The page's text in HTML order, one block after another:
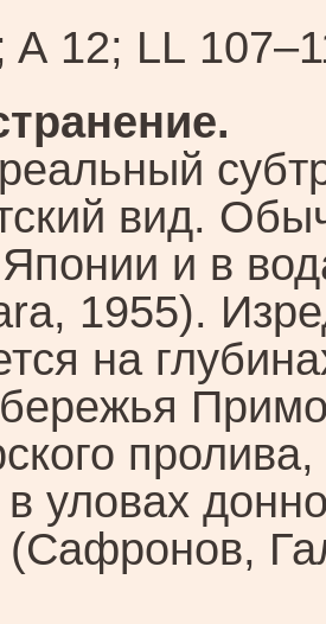
A 12; LL
вид.
и в
1955).
на
пролива,
уловах
(Сафронов,